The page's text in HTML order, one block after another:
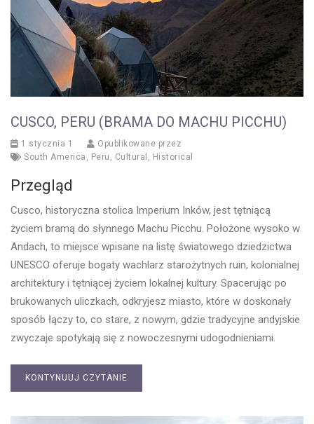
CUSCO, PERU (BRAMA DO MACHU PICCHU)
1 stycznia 1
Opublikowane przez
South America , Peru , Cultural , Historical
Przegląd
Cusco, historyczna stolica Imperium Inków, jest tętniącą
życiem bramą do słynnego Machu Picchu. Położone wysoko w
Andach, to miejsce wpisane na listę światowego dziedzictwa
UNESCO oferuje bogaty wachlarz starożytnych ruin, kolonialnej
architektury i tętniącej życiem lokalnej kultury. Spacerując po
brukowanych uliczkach, odkryjesz miasto, które w doskonały
sposób łączy to, co stare, z nowym, gdzie tradycyjne andyjskie
zwyczaje spotykają się z nowoczesnymi udogodnieniami.
KONTYNUUJ CZYTANIE